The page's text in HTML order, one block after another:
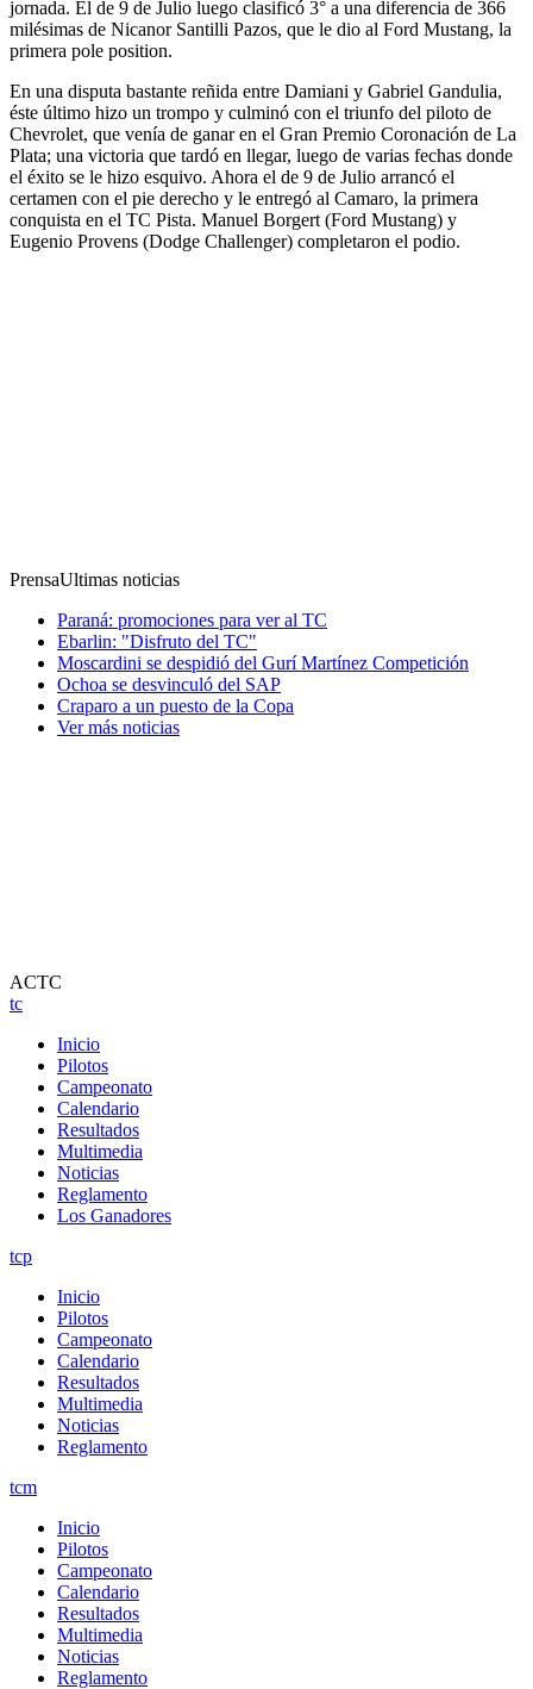
jornada. El de 9 de Julio luego clasificó 3° a una diferencia de 366
milésimas de Nicanor Santilli Pazos, que le dio al Ford Mustang, la
primera pole position.
En una disputa bastante reñida entre Damiani y Gabriel Gandulia,
éste último hizo un trompo y culminó con el triunfo del piloto de
Chevrolet, que venía de ganar en el Gran Premio Coronación de La
Plata; una victoria que tardó en llegar, luego de varias fechas donde
el éxito se le hizo esquivo. Ahora el de 9 de Julio arrancó el
certamen con el pie derecho y le entregó al Camaro, la primera
conquista en el TC Pista. Manuel Borgert (Ford Mustang) y
Eugenio Provens (Dodge Challenger) completaron el podio.
PrensaUltimas noticias
Paraná: promociones para ver al TC
Ebarlin: "Disfruto del TC"
Moscardini se despidió del Gurí Martínez Competición
Ochoa se desvinculó del SAP
Craparo a un puesto de la Copa
Ver más noticias
ACTC
tc
Inicio
Pilotos
Campeonato
Calendario
Resultados
Multimedia
Noticias
Reglamento
Los Ganadores
tcp
Inicio
Pilotos
Campeonato
Calendario
Resultados
Multimedia
Noticias
Reglamento
tcm
Inicio
Pilotos
Campeonato
Calendario
Resultados
Multimedia
Noticias
Reglamento